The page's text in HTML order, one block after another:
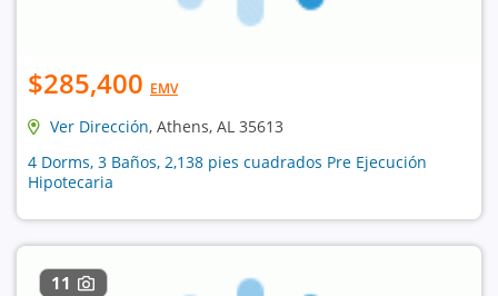
$285,400 EMV
Ver Dirección, Athens, AL 35613
4 Dorms, 3 Baños, 2,138 pies cuadrados Pre Ejecución
Hipotecaria
11